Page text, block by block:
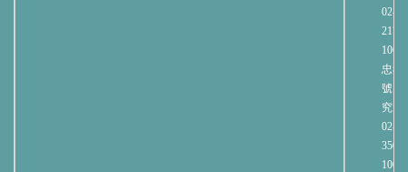
02-
2171
忠孝
號
究大
02-
3508